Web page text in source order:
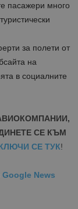
пасажери много
за полети от
на
в социалните
СЕ КЪМ
СЕ ТУК!
Google News